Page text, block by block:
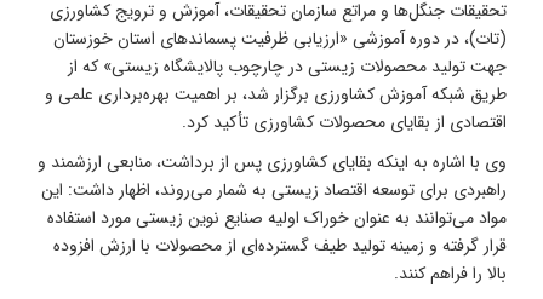
تحقیقات جنگل‌ها و مراتع سازمان تحقیقات، آموزش و ترویج کشاورزی
(تات)، در دوره آموزشی «ارزیابی ظرفیت پسماندهای استان خوزستان
جهت تولید محصولات زیستی در چارچوب پالایشگاه زیستی» که از
طریق شبکه آموزش کشاورزی برگزار شد، بر اهمیت بهره‌برداری علمی و
اقتصادی از بقایای محصولات کشاورزی تأکید کرد.
وی با اشاره به اینکه بقایای کشاورزی پس از برداشت، منابعی ارزشمند و
راهبردی برای توسعه اقتصاد زیستی به شمار می‌روند، اظهار داشت: این
مواد می‌توانند به عنوان خوراک اولیه صنایع نوین زیستی مورد استفاده
قرار گرفته و زمینه تولید طیف گسترده‌ای از محصولات با ارزش افزوده
بالا را فراهم کنند.